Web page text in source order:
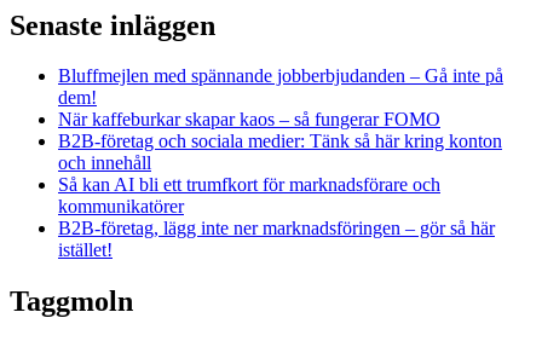
Senaste inläggen
Bluffmejlen med spännande jobberbjudanden – Gå inte på
dem!
När kaffeburkar skapar kaos – så fungerar FOMO
B2B-företag och sociala medier: Tänk så här kring konton
och innehåll
Så kan AI bli ett trumfkort för marknadsförare och
kommunikatörer
B2B-företag, lägg inte ner marknadsföringen – gör så här
istället!
Taggmoln